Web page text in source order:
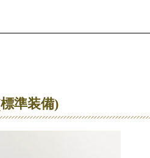
準装備)